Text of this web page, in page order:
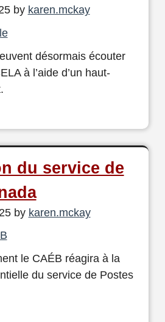
by karen.mckay
désormais écouter
à l’aide d’un haut-
du service de
by karen.mckay
le CAÉB réagira à la
du service de Postes